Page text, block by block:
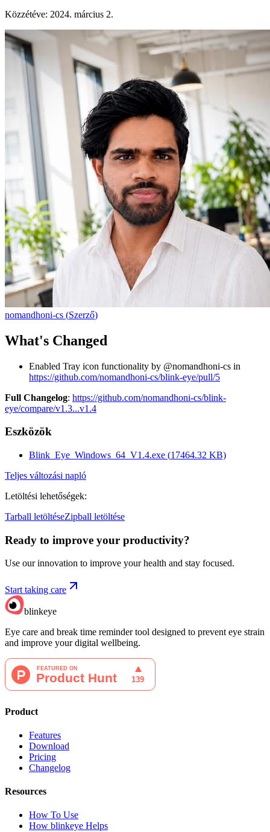
Közzétéve: 2024. március 2.
nomandhoni-cs (Szerző)
What's Changed
Enabled Tray icon functionality by @nomandhoni-cs in
https://github.com/nomandhoni-cs/blink-eye/pull/5
Full Changelog: https://github.com/nomandhoni-cs/blink-
eye/compare/v1.3...v1.4
Eszközök
Blink_Eye_Windows_64_V1.4.exe (17464.32 KB)
Teljes változási napló
Letöltési lehetőségek:
Tarball letöltéseZipball letöltése
Ready to improve your productivity?
Use our innovation to improve your health and stay focused.
Start taking care
blinkeye
Eye care and break time reminder tool designed to prevent eye strain
and improve your digital wellbeing.
Product
Features
Download
Pricing
Changelog
Resources
How To Use
How blinkeye Helps